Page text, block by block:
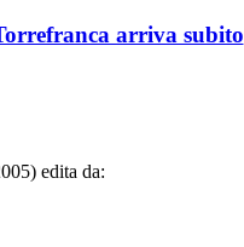
arriva subito
edita da: